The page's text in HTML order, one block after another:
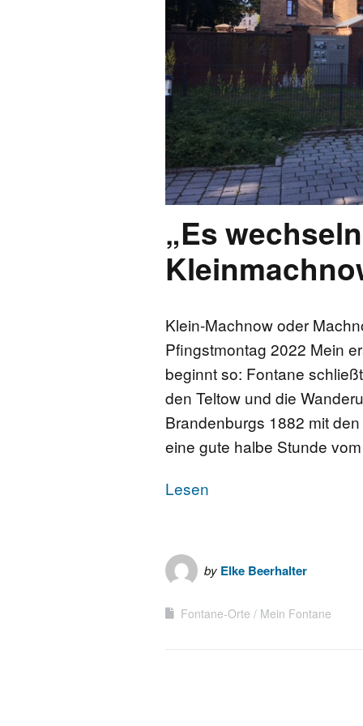
FONTANE-
FONTANE-ORTE
FONTANE-
„Es
Klein-Machnow oder
Pfingstmontag 2022 Mein
beginnt so: Fontane
den Teltow und die
Brandenburgs 1882 mit
eine gute halbe Stunde
Lesen
by Elke Beerhalter
Fontane-Orte Mein Fontane